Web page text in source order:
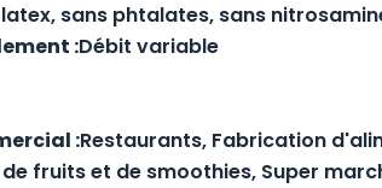
latex, sans phtalates, sans
:Débit
:Restaurants, Fabrication
fruits et de smoothies, Super